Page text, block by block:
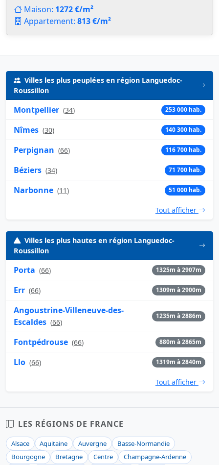
Maison: 1272 €/m²
Appartement: 813 €/m²
Villes les plus peuplées en région Languedoc-
Roussillon
Montpellier (34) 253 000 hab.
Nîmes (30) 140 300 hab.
Perpignan (66) 116 700 hab.
Béziers (34) 71 700 hab.
Narbonne (11) 51 000 hab.
Tout afficher
Villes les plus hautes en région Languedoc-
Roussillon
Porta (66) 1325m à 2907m
Err (66) 1309m à 2900m
Angoustrine-Villeneuve-des-
Escaldes (66)
1235m à 2886m
Fontpédrouse (66) 880m à 2865m
Llo (66) 1319m à 2840m
Tout afficher
LES RÉGIONS DE FRANCE
Alsace Aquitaine Auvergne
Basse-Normandie
Bourgogne
Bretagne Centre
Champagne-Ardenne